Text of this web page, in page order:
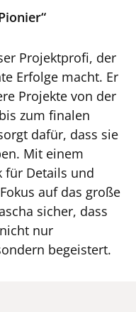
Projektprofi, der
Erfolge macht. Er
Projekte von der
zum finalen
dafür, dass sie
Mit einem
für Details und
auf das große
sicher, dass
nur
begeistert.